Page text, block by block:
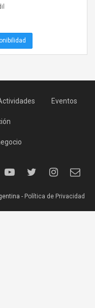
Eventos
- Política de Privacidad